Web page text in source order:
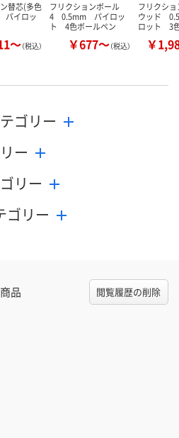
替芯(多色
パイロッ
～（税込）
フリクションボール
4 0.5mm パイロッ
ト 4色ボールペン
￥677～（税込）
フリクシ
ウッド
ロット 3
￥
ゴリー
ー
リー
ゴリー
品 閲覧履歴の削除